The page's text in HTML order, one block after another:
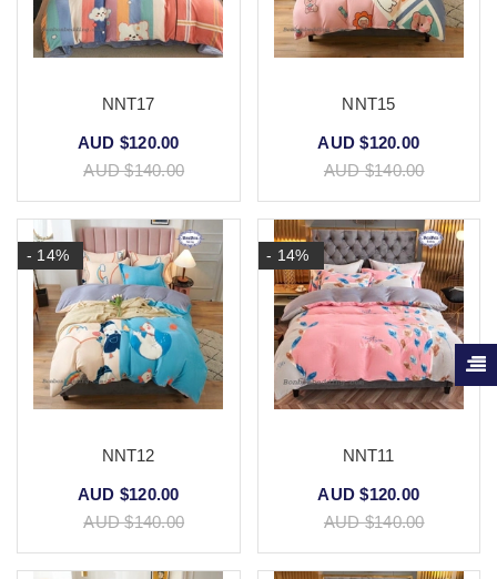
NNT17
AUD $120.00
AUD $140.00
NNT15
AUD $120.00
AUD $140.00
- 14%
NNT12
AUD $120.00
AUD $140.00
- 14%
NNT11
AUD $120.00
AUD $140.00